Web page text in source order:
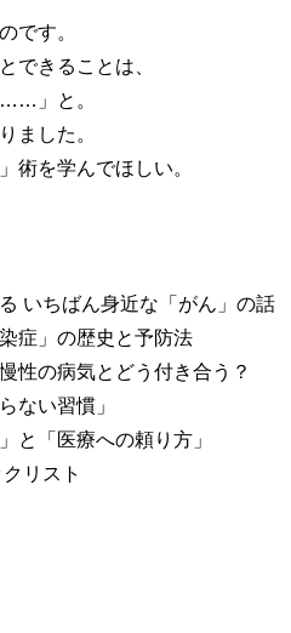
です。
できることは、
」と。
ました。
術を学んでほしい。
いちばん身近な「がん」の話
症」の歴史と予防法
性の病気とどう付き合う？
ない習慣」
と「医療への頼り方」
リスト